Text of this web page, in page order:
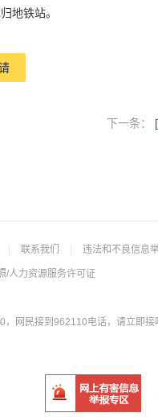
地铁站。
下一条：
联系我们 违法和不良信息
/人力资源服务许可证
网民接到962110电话，请立即接